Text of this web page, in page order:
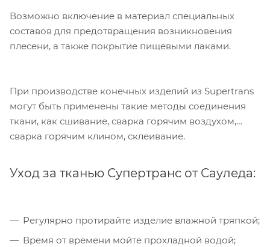
Возможно включение в материал специальных
составов для предотвращения возникновения
плесени, а также покрытие пищевыми лаками.
При производстве конечных изделий из Supertrans
могут быть применены такие методы соединения
ткани, как сшивание, сварка горячим воздухом,
сварка горячим клином, склеивание.
Уход за тканью Супертранс от Сауледа:
Регулярно протирайте изделие влажной тряпкой;
Время от времени мойте прохладной водой;
Компания «Торговый Дом Технический
Текстиль» использует cookie-файлы и
улучшает работу сайта и
взаимодействие с ним. Подробнее - в
Политике
. Подтвердите ваше согласие,
нажав кнопку "Принять".